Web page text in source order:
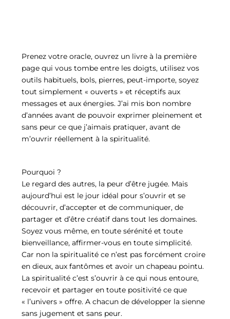
Prenez votre oracle, ouvrez un livre à la première
page qui vous tombe entre les doigts, utilisez vos
outils habituels, bols, pierres, peut-importe, soyez
tout simplement « ouverts » et réceptifs aux
messages et aux énergies. J’ai mis bon nombre
d’années avant de pouvoir exprimer pleinement et
sans peur ce que j’aimais pratiquer, avant de
m’ouvrir réellement à la spiritualité.
Pourquoi ?
Le regard des autres, la peur d’être jugée. Mais
aujourd’hui est le jour idéal pour s’ouvrir et se
découvrir, d’accepter et de communiquer, de
partager et d’être créatif dans tout les domaines.
Soyez vous même, en toute sérénité et toute
bienveillance, affirmer-vous en toute simplicité.
Car non la spiritualité ce n’est pas forcément croire
en dieux, aux fantômes et avoir un chapeau pointu.
La spiritualité c’est s’ouvrir à ce qui nous entoure,
recevoir et partager en toute positivité ce que
« l’univers » offre. A chacun de développer la sienne
sans jugement et sans peur.